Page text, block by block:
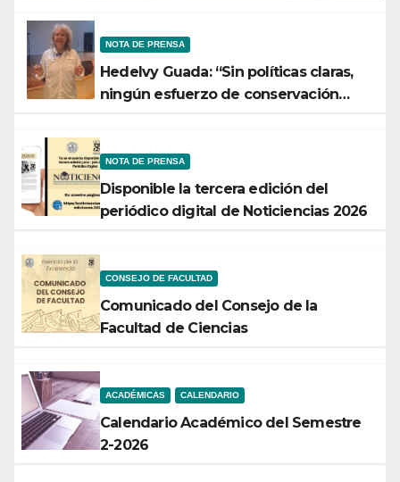
NOTA DE PRENSA
Hedelvy Guada: “Sin políticas claras,
ningún esfuerzo de conservación
NOTA DE PRENSA
Disponible la tercera edición del
periódico digital de Noticiencias 2026
CONSEJO DE FACULTAD
Comunicado del Consejo de la
Facultad de Ciencias
ACADÉMICAS CALENDARIO
Calendario Académico del Semestre
2-2026